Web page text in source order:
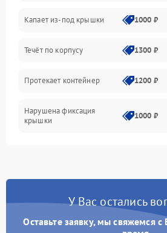
Капает из-под крышки 1000 ₽
Течёт по корпусу 1300 ₽
Протекает контейнер 1200 ₽
Нарушена фиксация
крышки
1000 ₽
У Вас остались
Оставьте заявку, мы свяжемся